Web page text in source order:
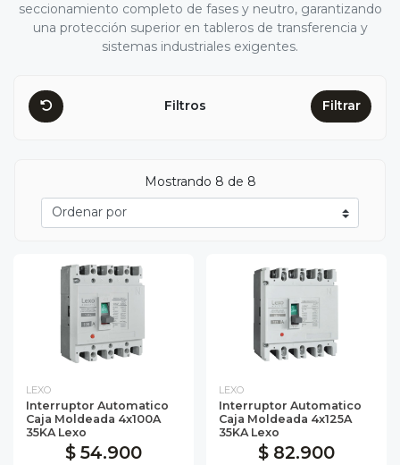
seccionamiento completo de fases y neutro, garantizando
una protección superior en tableros de transferencia y
sistemas industriales exigentes.
Filtros Filtrar
Mostrando 8 de 8
LEXO
Interruptor Automatico
Caja Moldeada 4x100A
35KA Lexo
$ 54.900
LEXO
Interruptor Automatico
Caja Moldeada 4x125A
35KA Lexo
$ 82.900